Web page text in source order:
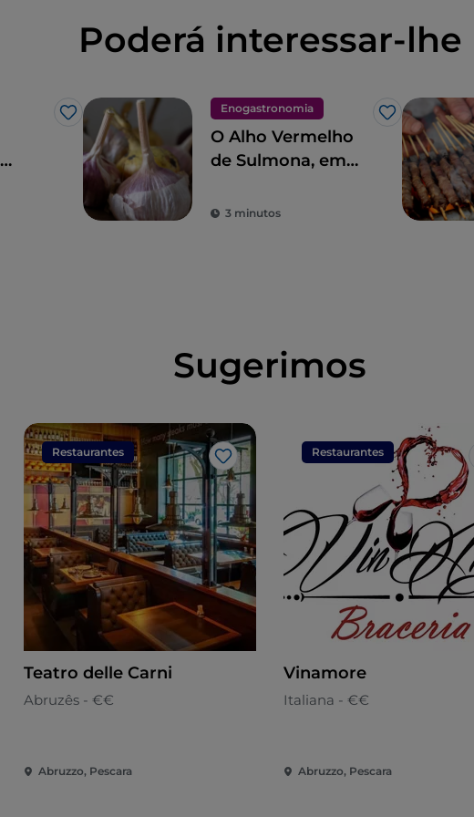
Poderá interessar-lhe
Gosto
Enogastronomia
Gosto
O Alho Vermelho
de Sulmona, em
variedade nativa
3 minutos
Sugerimos
Restaurantes
Gosto
Teatro delle Carni
Abruzês - €€
Abruzzo, Pescara
Restaurantes
Vinamore
Italiana - €€
Abruzzo, Pescara